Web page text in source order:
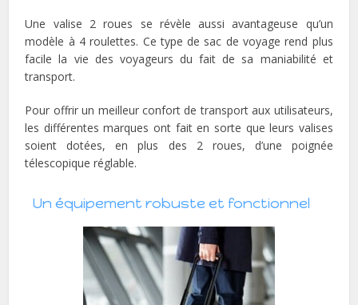
Une valise 2 roues se révèle aussi avantageuse qu’un
modèle à 4 roulettes. Ce type de sac de voyage rend plus
facile la vie des voyageurs du fait de sa maniabilité et
transport.
Pour offrir un meilleur confort de transport aux utilisateurs,
les différentes marques ont fait en sorte que leurs valises
soient dotées, en plus des 2 roues, d’une poignée
télescopique réglable.
Un équipement robuste et fonctionnel